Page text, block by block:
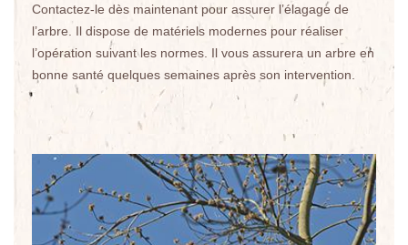
Contactez-le dès maintenant pour assurer l’élagage de
l’arbre. Il dispose de matériels modernes pour réaliser
l’opération suivant les normes. Il vous assurera un arbre en
bonne santé quelques semaines après son intervention.